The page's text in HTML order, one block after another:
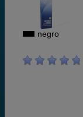
negro